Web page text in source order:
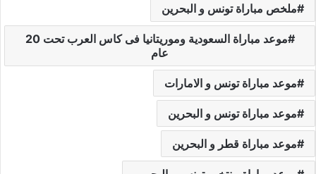
ملخص مباراة تونس و البحرين
موعد مباراة السعودية وموريتانيا فى كاس العرب تحت 20
عام
موعد مباراة تونس و الامارات
موعد مباراة تونس و البحرين
موعد مباراة قطر و البحرين